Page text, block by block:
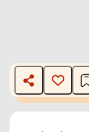
The media
or network